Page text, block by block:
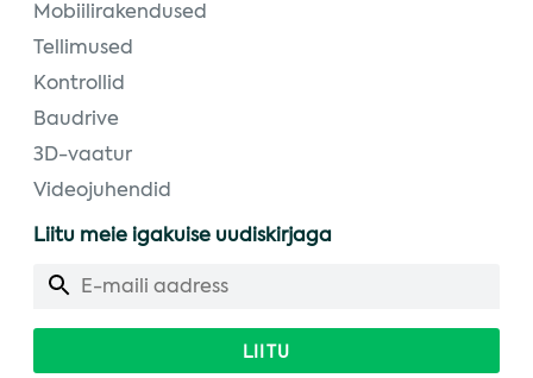
Mobiilirakendused
Tellimused
Kontrollid
Baudrive
3D-vaatur
Videojuhendid
Liitu meie igakuise uudiskirjaga